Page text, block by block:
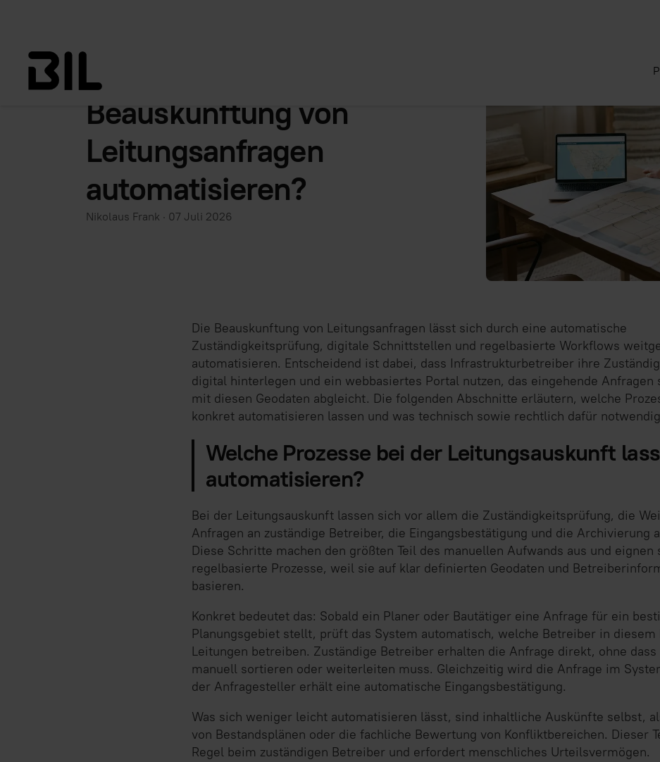
Wie lässt sich die
Beauskunftung von
Leitungsanfragen
automatisieren?
Nikolaus Frank · 07 Juli 2026
Die Beauskunftung von Leitungsanfragen lässt sich durch eine automatische
Zuständigkeitsprüfung, digitale Schnittstellen und regelbasierte Workflows
automatisieren. Entscheidend ist dabei, dass Infrastrukturbetreiber ihre
digital hinterlegen und ein webbasiertes Portal nutzen, das eingehende Anfragen
mit diesen Geodaten abgleicht. Die folgenden Abschnitte erläutern, welche
konkret automatisieren lassen und was technisch sowie rechtlich dafür
Welche Prozesse bei der Leitungsauskunft
automatisieren?
Bei der Leitungsauskunft lassen sich vor allem die Zuständigkeitsprüfung, die
Anfragen an zuständige Betreiber, die Eingangsbestätigung und die Archivierung
Diese Schritte machen den größten Teil des manuellen Aufwands aus und eignen
regelbasierte Prozesse, weil sie auf klar definierten Geodaten und
basieren.
Konkret bedeutet das: Sobald ein Planer oder Bautätiger eine Anfrage für ein
Planungsgebiet stellt, prüft das System automatisch, welche Betreiber in diesem
Leitungen betreiben. Zuständige Betreiber erhalten die Anfrage direkt, ohne
manuell sortieren oder weiterleiten muss. Gleichzeitig wird die Anfrage im
der Anfragesteller erhält eine automatische Eingangsbestätigung.
Was sich weniger leicht automatisieren lässt, sind inhaltliche Auskünfte selbst,
von Bestandsplänen oder die fachliche Bewertung von Konfliktbereichen. Dieser
Regel beim zuständigen Betreiber und erfordert menschliches Urteilsvermögen.